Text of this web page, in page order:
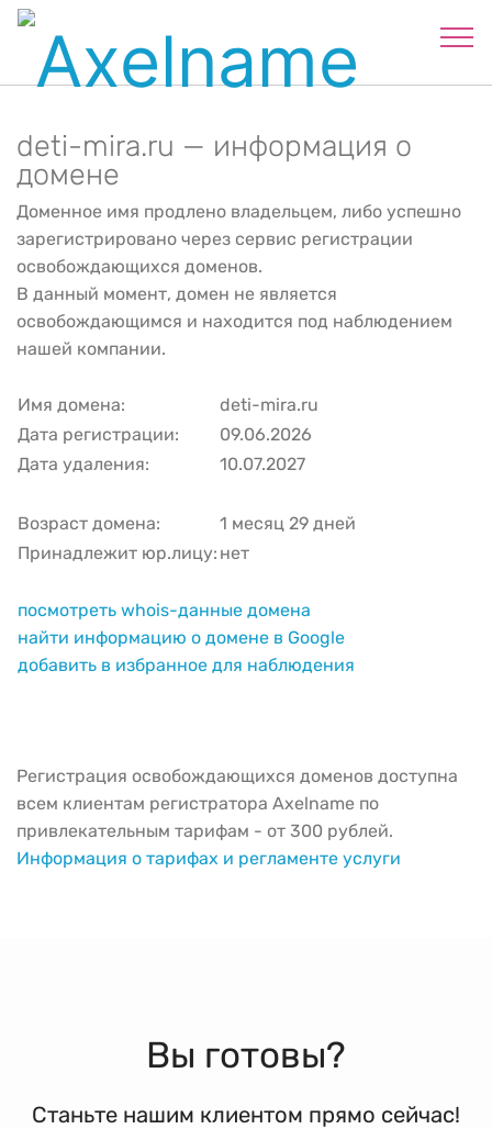
deti-mira.ru — информация о
домене
Доменное имя продлено владельцем, либо успешно
зарегистрировано через сервис регистрации
освобождающихся доменов.
В данный момент, домен не является
освобождающимся и находится под наблюдением
нашей компании.
Имя домена:
deti-mira.ru
Дата регистрации:
09.06.2026
Дата удаления:
10.07.2027
Возраст домена:
1 месяц 29 дней
Принадлежит юр.лицу: нет
посмотреть whois-данные домена
найти информацию о домене в Google
добавить в избранное для наблюдения
Регистрация освобождающихся доменов доступна
всем клиентам регистратора Axelname по
привлекательным тарифам - от 300 рублей.
Информация о тарифах и регламенте услуги
Вы готовы?
Станьте нашим клиентом прямо сейчас!